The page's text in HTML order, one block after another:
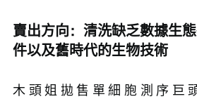
賣出方向：清洗缺乏數據生
件以及舊時代的生物技術
木頭姐拋售單細胞測序